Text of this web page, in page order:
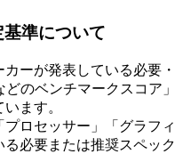
準について
カーが発表している必要
どのベンチマークスコア
ます。
ロセッサー」「グラフィ
る必要または推奨スペッ